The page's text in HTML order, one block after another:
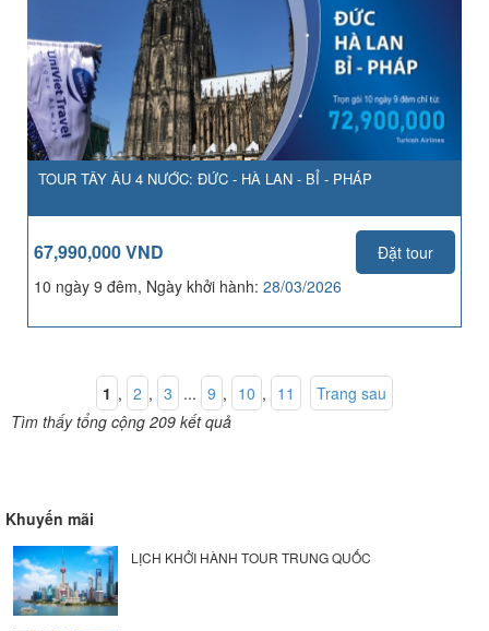
TOUR TÂY ÂU 4 NƯỚC: ĐỨC - HÀ LAN - BỈ - PHÁP
67,990,000 VND
Đặt tour
10 ngày 9 đêm, Ngày khởi hành: 28/03/2026
1 , 2 , 3 ... 9 , 10 , 11
Trang sau
Tìm thấy tổng cộng 209 kết quả
Khuyến mãi
LỊCH KHỞI HÀNH TOUR TRUNG QUỐC